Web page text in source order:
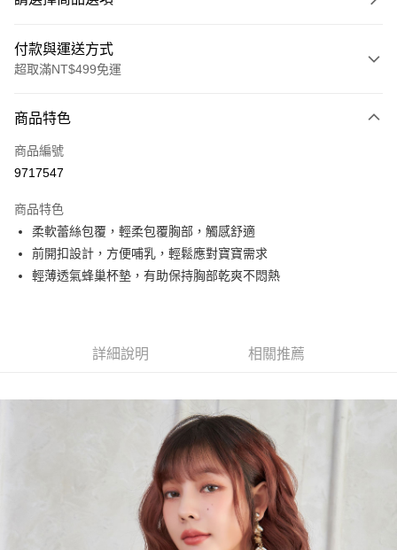
付款與運送方式
超取滿NT$499免運
信用卡一次付款
超商取貨付款
Apple Pay
街口支付
AFTEE先享後付
【關於「AFTEE先享後付」】
AFTEE先享後付是「在收到商品之後才付款」的支付方式。 讓您購物簡單
１．簡單：不需註冊會員、不需綁卡、不需儲值。
２．便利：只要手機號碼，簡訊認證，即可結帳。
３．安心：先確認商品／服務後，再付款。
【「AFTEE先享後付」結帳流程】
１．於結帳方式選擇「AFTEE先享後付」後，將跳轉至「AFTEE先享後付」
結帳頁面，進行簡訊認證並確認金額後，即可完成結帳。
每筆NT$70，滿NT$499(含以上)免運費
商品特色
商品編號
9717547
商品特色
柔軟蕾絲包覆，輕柔包覆胸部，觸感舒適
前開扣設計，方便哺乳，輕鬆應對寶寶需求
輕薄透氣蜂巢杯墊，有助保持胸部乾爽不悶熱
詳細說明 相關推薦